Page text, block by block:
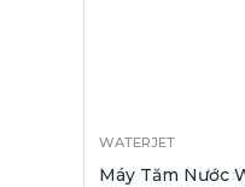
WATERJET
Máy Tăm Nước